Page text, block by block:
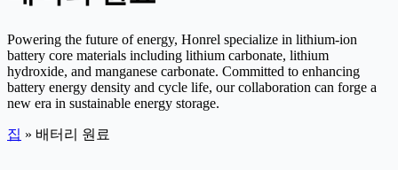
Powering the future of energy, Honrel specialize in lithium-ion
battery core materials including lithium carbonate, lithium
hydroxide, and manganese carbonate. Committed to enhancing
battery energy density and cycle life, our collaboration can forge a
new era in sustainable energy storage.
집 » 배터리 원료